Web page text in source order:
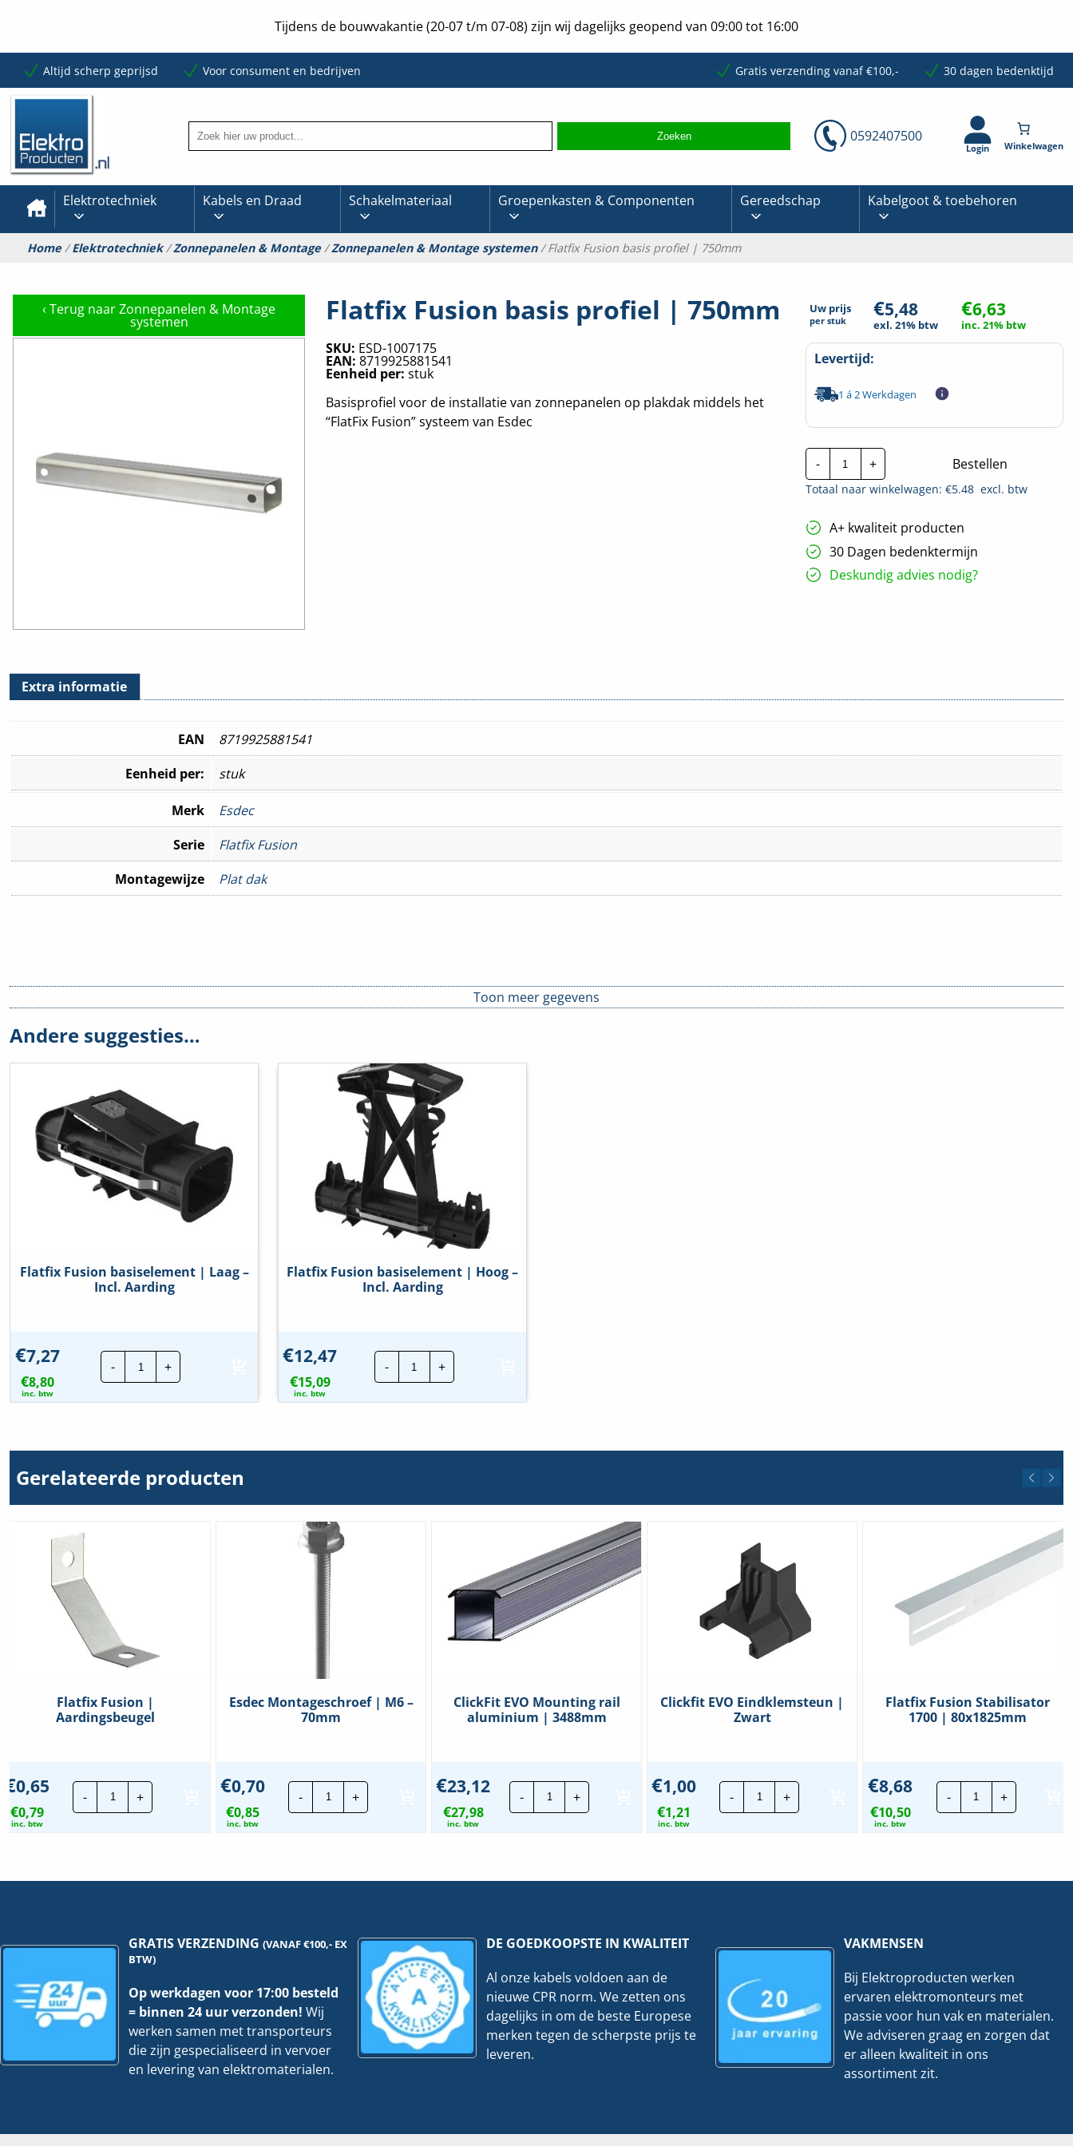
Tijdens de bouwvakantie (20-07 t/m 07-08) zijn wij dagelijks geopend van 09:00 tot 16:00
Altijd scherp geprijsd Voor consument en bedrijven Gratis verzending vanaf €100,- 30 dagen bedenktijd
0592407500
Login
Elektrotechniek Kabels en Draad Schakelmateriaal Groepenkasten & Componenten Gereedschap Kabelgoot & toebehoren
Home/Elektrotechniek/Zonnepanelen & Montage/Zonnepanelen & Montage systemen/ Flatfix Fusion basis profiel | 750mm
‹ Terug naar Zonnepanelen & Montage
systemen Flatfix Fusion basis profiel | 750mm
SKU: ESD-1007175
EAN: 8719925881541
Eenheid per: stuk
Basisprofiel voor de installatie van zonnepanelen op plakdak middels het
“FlatFix Fusion” systeem van Esdec
Uw prijs
per stuk €5,48
exl. 21% btw
€6,63
inc. 21% btw
Levertijd:
1 á 2 Werkdagen
-
Flatfix
Fusion
basis
profiel
750mm
hoeveelheid
+ Bestellen
Totaal naar winkelwagen: €5.48excl. btw
A+ kwaliteit producten
30 Dagen bedenktermijn
Deskundig advies nodig?
Extra informatie
EAN
8719925881541
Eenheid per:
stuk
Merk
Esdec
Serie
Flatfix Fusion
Montagewijze
Plat dak
Toon meer gegevens
Andere suggesties…
Flatfix Fusion basiselement | Laag –
Incl. Aarding
€7,27
€8,80
inc. btw
-
Flatfix
Fusion
basiselement
Laag
+
Flatfix Fusion basiselement | Hoog –
Incl. Aarding
€12,47
€15,09
inc. btw
-
Flatfix
Fusion
basiselement
Hoog
+
Gerelateerde producten
Flatfix Fusion |
Aardingsbeugel
€0,65
€0,79
inc. btw
-
Flatfix
Fusion
|
+
Esdec Montageschroef | M6 –
70mm
€0,70
€0,85
inc. btw
-
Esdec
Montageschroef
|
+
ClickFit EVO Mounting rail
aluminium | 3488mm
€23,12
€27,98
inc. btw
-
ClickFit
EVO
Mounting
+
Clickfit EVO Eindklemsteun |
Zwart
€1,00
€1,21
inc. btw
-
Clickfit
EVO
Eindklemsteun
+
Flatfix Fusion Stabilisator
1700 | 80x1825mm
€8,68
€10,50
inc. btw
-
Flatfix
Fusion
Stabilisator
+
GRATIS VERZENDING(VANAF €100,- EX
BTW)
Op werkdagen voor 17:00 besteld
= binnen 24 uur verzonden! Wij
werken samen met transporteurs
die zijn gespecialiseerd in vervoer
en levering van elektromaterialen.
DE GOEDKOOPSTE IN KWALITEIT
Al onze kabels voldoen aan de
nieuwe CPR norm. We zetten ons
dagelijks in om de beste Europese
merken tegen de scherpste prijs te
leveren.
VAKMENSEN
Bij Elektroproducten werken
ervaren elektromonteurs met
passie voor hun vak en materialen.
We adviseren graag en zorgen dat
er alleen kwaliteit in ons
assortiment zit.